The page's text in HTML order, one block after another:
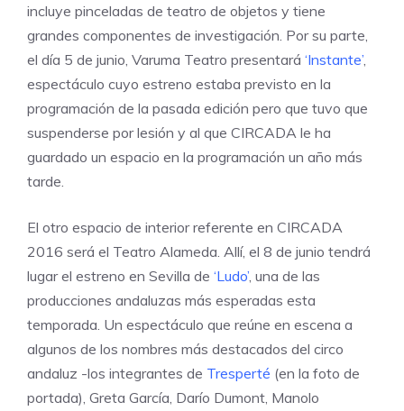
incluye pinceladas de teatro de objetos y tiene
grandes componentes de investigación. Por su parte,
el día 5 de junio, Varuma Teatro presentará ‘Instante’
espectáculo cuyo estreno estaba previsto en la
programación de la pasada edición pero que tuvo que
suspenderse por lesión y al que CIRCADA le ha
guardado un espacio en la programación un año más
tarde.
El otro espacio de interior referente en CIRCADA
2016 será el Teatro Alameda . Allí, el 8 de junio tendrá
lugar el estreno en Sevilla de ‘Ludo’ , una de las
producciones andaluzas más esperadas esta
temporada. Un espectáculo que reúne en escena a
algunos de los nombres más destacados del circo
andaluz -los integrantes de Tresperté (en la foto de
portada), Greta García, Darío Dumont, Manolo